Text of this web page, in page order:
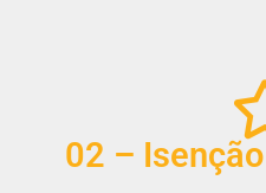
02 –